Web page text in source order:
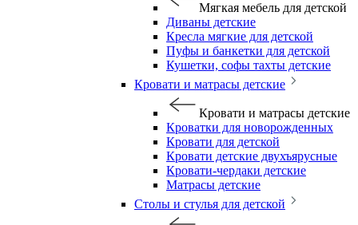
Мягкая мебель для детской
Диваны детские
Кресла мягкие для детской
Пуфы и банкетки для детской
Кушетки, софы тахты детские
Кровати и матрасы детские
Кровати и матрасы детские
Кроватки для новорожденных
Кровати для детской
Кровати детские двухъярусные
Кровати-чердаки детские
Матрасы детские
Столы и стулья для детской